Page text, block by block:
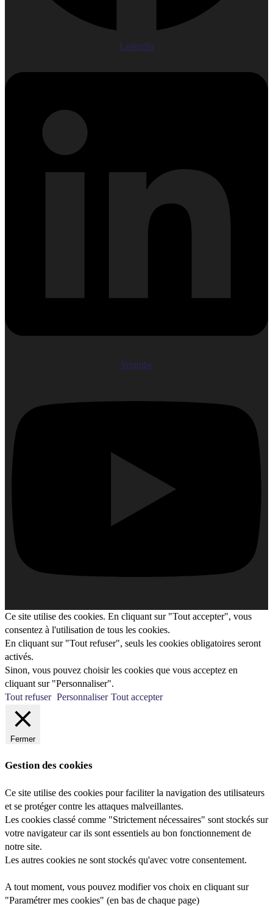
Linkedin
Youtube
Ce site utilise des cookies. En cliquant sur "Tout accepter", vous
consentez à l'utilisation de tous les cookies.
En cliquant sur "Tout refuser", seuls les cookies obligatoires seront
activés.
Sinon, vous pouvez choisir les cookies que vous acceptez en
cliquant sur "Personnaliser".
Tout refuser Personnaliser Tout accepter
Fermer
Gestion des cookies
Ce site utilise des cookies pour faciliter la navigation des utilisateurs
et se protéger contre les attaques malveillantes.
Les cookies classé comme "Strictement nécessaires" sont stockés sur
votre navigateur car ils sont essentiels au bon fonctionnement de
notre site.
Les autres cookies ne sont stockés qu'avec votre consentement.
A tout moment, vous pouvez modifier vos choix en cliquant sur
"Paramétrer mes cookies" (en bas de chaque page)